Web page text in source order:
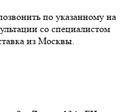
по указанному на
со специалистом
из Москвы.